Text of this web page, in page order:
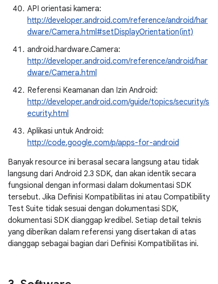
API orientasi kamera:
http://developer.android.com/reference/android/har
dware/Camera.html#setDisplayOrientation(int)
android.hardware.Camera:
http://developer.android.com/reference/android/har
dware/Camera.html
Referensi Keamanan dan Izin Android:
http://developer.android.com/guide/topics/security/s
ecurity.html
Aplikasi untuk Android:
http://code.google.com/p/apps-for-android
Banyak resource ini berasal secara langsung atau tidak
langsung dari Android 2.3 SDK, dan akan identik secara
fungsional dengan informasi dalam dokumentasi SDK
tersebut. Jika Definisi Kompatibilitas ini atau Compatibility
Test Suite tidak sesuai dengan dokumentasi SDK,
dokumentasi SDK dianggap kredibel. Setiap detail teknis
yang diberikan dalam referensi yang disertakan di atas
dianggap sebagai bagian dari Definisi Kompatibilitas ini.